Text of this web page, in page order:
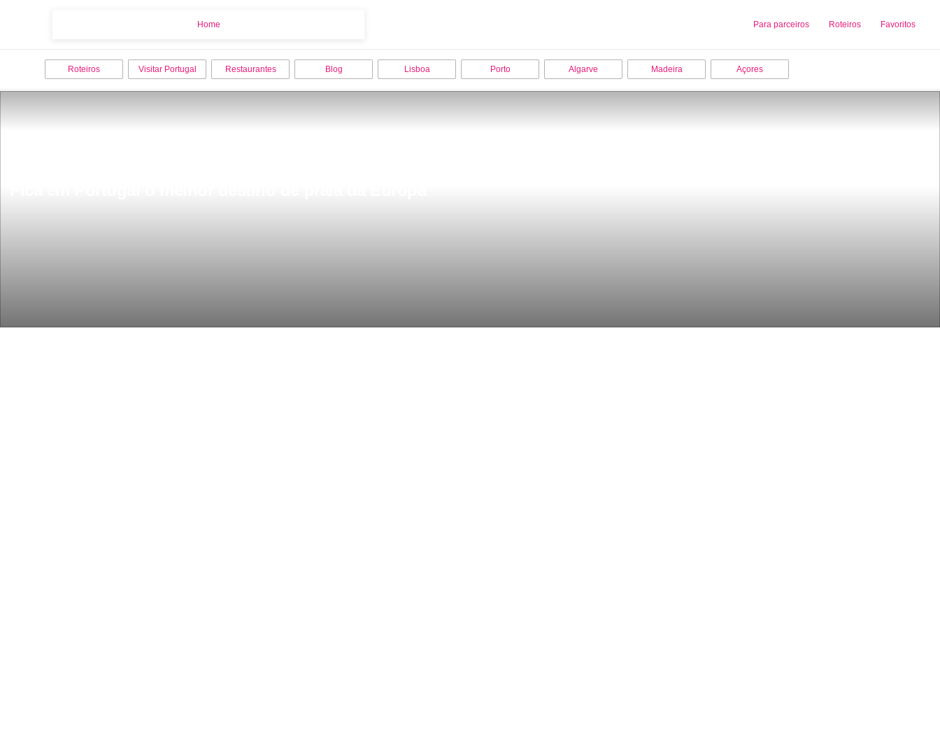
Home Para parceiros Roteiros Favoritos
Sobre nós Adicionar uma Empresa
Roteiros Visitar Portugal Restaurantes Blog Lisboa Porto Algarve Madeira Açores